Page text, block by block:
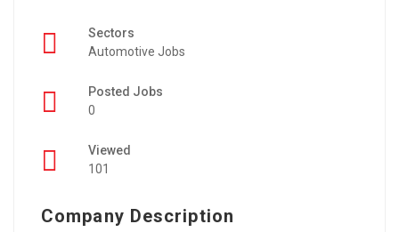
Sectors
Automotive Jobs
Posted Jobs
0
Viewed
101
Company Description